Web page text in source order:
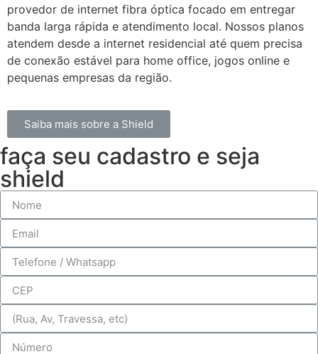
provedor de internet fibra óptica focado em entregar
banda larga rápida e atendimento local. Nossos planos
atendem desde a internet residencial até quem precisa
de conexão estável para home office, jogos online e
pequenas empresas da região.
Saiba mais sobre a Shield
faça seu cadastro e seja
shield